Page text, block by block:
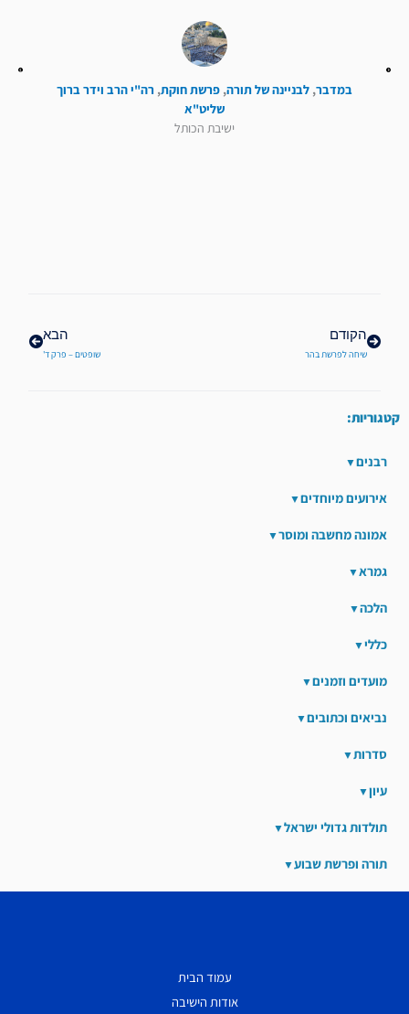
במדבר, לבניינה של תורה, פרשת חוקת, רה"י הרב וידר ברוך
שליט"א
ישיבת הכותל
הקודם
שיחה לפרשת בהר
הבא
שופטים – פרק ד'
קטגוריות:
רבנים
אירועים מיוחדים
אמונה מחשבה ומוסר
גמרא
הלכה
כללי
מועדים וזמנים
נביאים וכתובים
סדרות
עיון
תולדות גדולי ישראל
תורה ופרשת שבוע
עמוד הבית
אודות הישיבה